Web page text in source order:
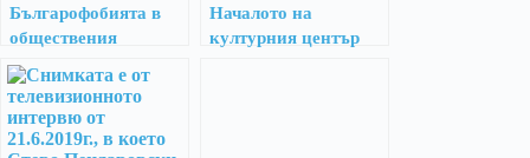
Българофобията в
обществения
дискурс в Република
Северна Македония
през 2021 г.
Началото на
културния център